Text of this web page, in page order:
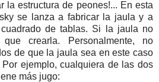
la estructura de peones!... En esta
se lanza a fabricar la jaula y a
de tablas. Si la jaula no
crearla. Personalmente, no
de que la jaula sea en este caso
ejemplo, cualquiera de las dos
más jugo: